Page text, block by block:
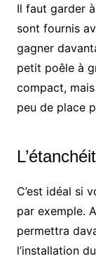
Il faut garder
sont fournis
gagner
petit poêle à
compact,
peu de place
C’est idéal si
par exemple.
permettra
l’installation